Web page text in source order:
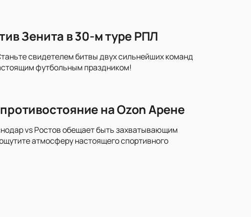
Зенита в 30-м туре РПЛ
свидетелем битвы двух сильнейших команд
футбольным праздником!
на Ozon Арене
vs Ростов обещает быть захватывающим
атмосферу настоящего спортивного